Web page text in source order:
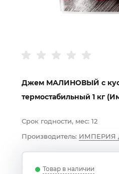
Джем МАЛИНОВЫЙ с
термостабильный 1 кг
Срок годности, мес: 12
Производитель: ИМПЕРИЯ
Товар в наличии